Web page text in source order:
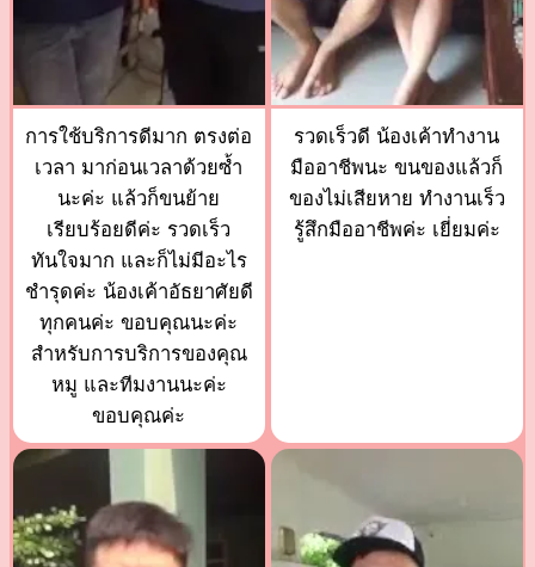
การใช้บริการดีมาก ตรงต่อ
เวลา มาก่อนเวลาด้วยซ้ำ
นะค่ะ แล้วก็ขนย้าย
เรียบร้อยดีค่ะ รวดเร็ว
ทันใจมาก และก็ไม่มีอะไร
ชำรุดค่ะ น้องเค้าอัธยาศัยดี
ทุกคนค่ะ ขอบคุณนะค่ะ
สำหรับการบริการของคุณ
หมู และทีมงานนะค่ะ
ขอบคุณค่ะ
รวดเร็วดี น้องเค้าทำงาน
มืออาชีพนะ ขนของแล้วก็
ของไม่เสียหาย ทำงานเร็ว
รู้สึกมืออาชีพค่ะ เยี่ยมค่ะ